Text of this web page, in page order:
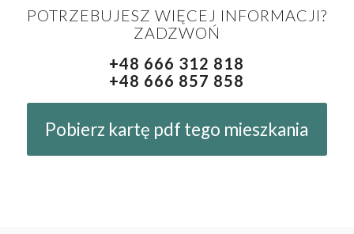
POTRZEBUJESZ WIĘCEJ INFORMACJI?
ZADZWOŃ
+48 666 312 818
+48 666 857 858
Pobierz kartę pdf tego mieszkania